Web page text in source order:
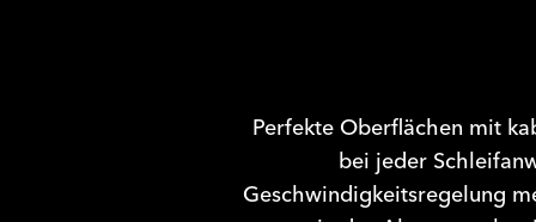
Perfekte Oberflächen mit
bei jeder
Geschwindigkeitsregelung